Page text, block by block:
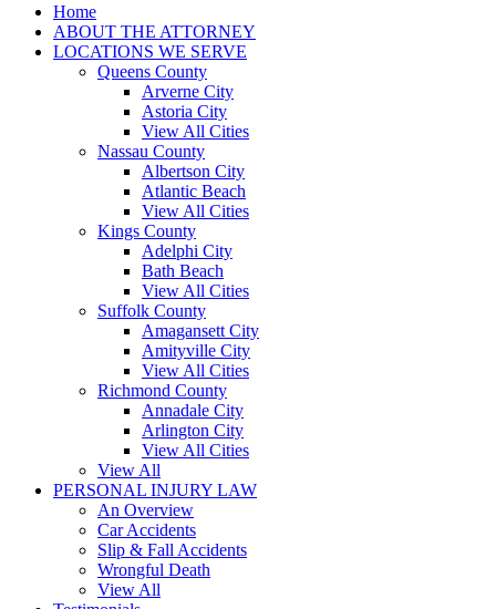
Home
ABOUT THE ATTORNEY
LOCATIONS WE SERVE
Queens County
Arverne City
Astoria City
View All Cities
Nassau County
Albertson City
Atlantic Beach
View All Cities
Kings County
Adelphi City
Bath Beach
View All Cities
Suffolk County
Amagansett City
Amityville City
View All Cities
Richmond County
Annadale City
Arlington City
View All Cities
View All
PERSONAL INJURY LAW
An Overview
Car Accidents
Slip & Fall Accidents
Wrongful Death
View All